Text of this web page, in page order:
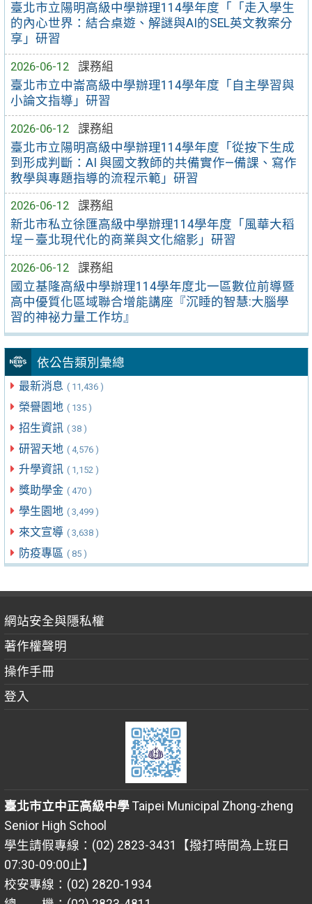
臺北市立陽明高級中學辦理114學年度「「走入學生
的內心世界：結合桌遊、解謎與AI的SEL英文教案分
享」研習
2026-06-12
課務組
臺北市立中崙高級中學辦理114學年度「自主學習與
小論文指導」研習
2026-06-12
課務組
臺北市立陽明高級中學辦理114學年度「從按下生成
到形成判斷：AI 與國文教師的共備實作—備課、寫作
教學與專題指導的流程示範」研習
2026-06-12
課務組
新北市私立徐匯高級中學辦理114學年度「風華大稻
埕－臺北現代化的商業與文化縮影」研習
2026-06-12
課務組
國立基隆高級中學辦理114學年度北一區數位前導暨
高中優質化區域聯合增能講座『沉睡的智慧:大腦學
習的神祕力量工作坊』
依公告類別彙總
最新消息 ( 11,436 )
榮譽園地 ( 135 )
招生資訊 ( 38 )
研習天地 ( 4,576 )
升學資訊 ( 1,152 )
獎助學金 ( 470 )
學生園地 ( 3,499 )
來文宣導 ( 3,638 )
防疫專區 ( 85 )
網站安全與隱私權
著作權聲明
操作手冊
登入
臺北市立中正高級中學Taipei Municipal Zhong-zheng
Senior High School
學生請假專線：(02) 2823-3431【撥打時間為上班日
07:30-09:00止】
校安專線：(02) 2820-1934